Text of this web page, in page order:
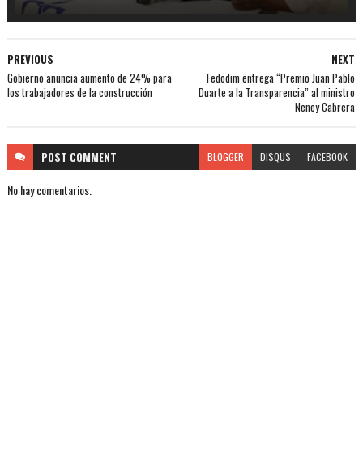
NEXT
Fedodim entrega “Premio Juan Pablo
Duarte a la Transparencia” al ministro
Neney Cabrera
PREVIOUS
Gobierno anuncia aumento de 24% para
los trabajadores de la construcción
POST COMMENT BLOGGER DISQUS FACEBOOK
No hay comentarios.